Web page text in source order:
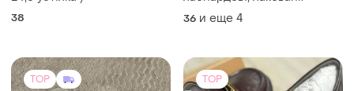
38 36 и еще 4
TOP TOP